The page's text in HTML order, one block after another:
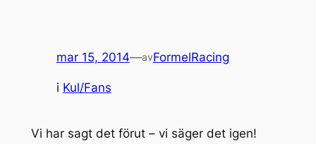
mar 15, 2014—avFormelRacing
i Kul/Fans
Vi har sagt det förut – vi säger det igen!